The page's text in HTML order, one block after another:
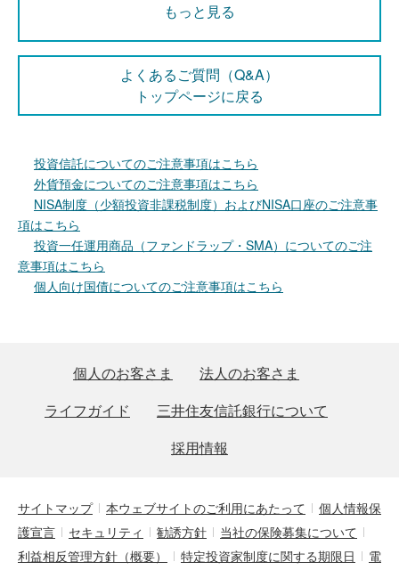
もっと見る
よくあるご質問（Q&A）
トップページに戻る
投資信託についてのご注意事項はこちら
外貨預金についてのご注意事項はこちら
NISA制度（少額投資非課税制度）およびNISA口座のご注意事
項はこちら
投資一任運用商品（ファンドラップ・SMA）についてのご注
意事項はこちら
個人向け国債についてのご注意事項はこちら
個人のお客さま
法人のお客さま
ライフガイド
三井住友信託銀行について
採用情報
サイトマップ 本ウェブサイトのご利用にあたって
個人情報保
護宣言
セキュリティ 勧誘方針
当社の保険募集について
利益相反管理方針（概要）
特定投資家制度に関する期限日
電